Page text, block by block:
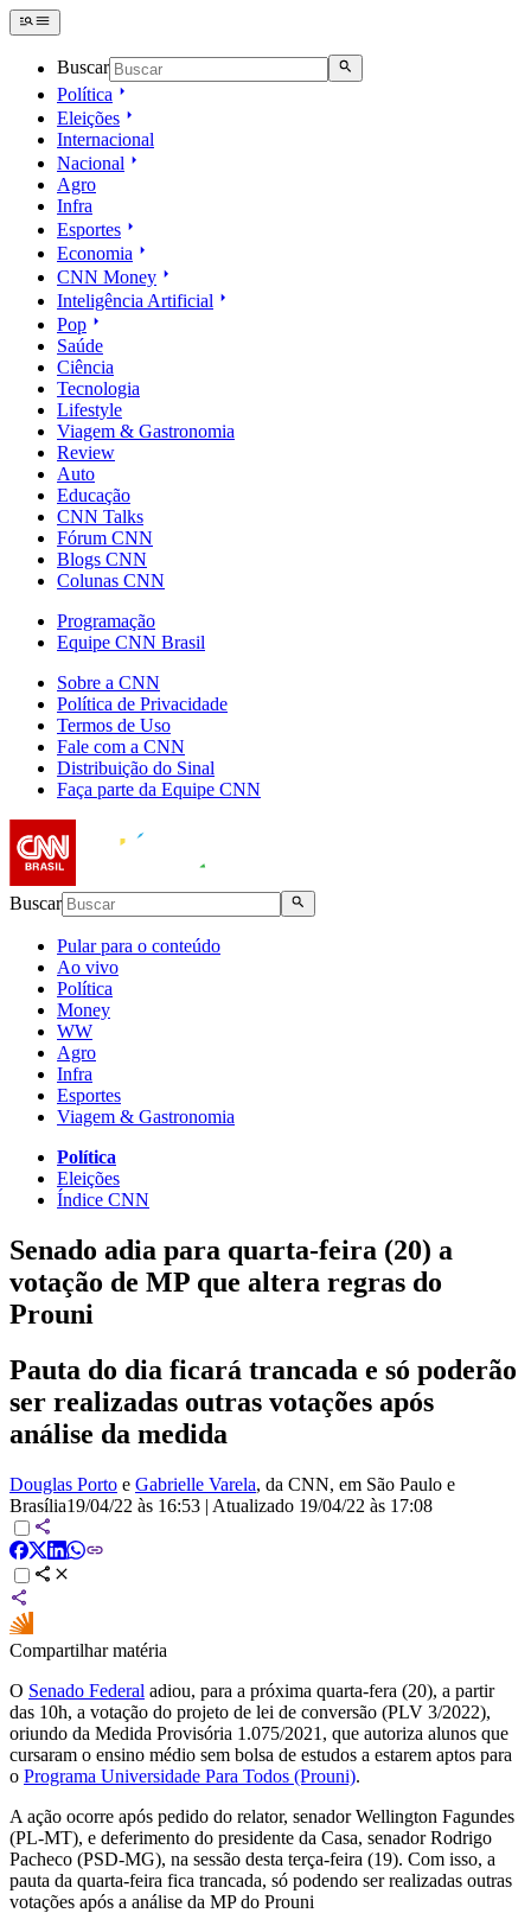
Buscar
Política
Eleições
Internacional
Nacional
Agro
Infra
Esportes
Economia
CNN Money
Inteligência Artificial
Pop
Saúde
Ciência
Tecnologia
Lifestyle
Viagem & Gastronomia
Review
Auto
Educação
CNN Talks
Fórum CNN
Blogs CNN
Colunas CNN
Programação
Equipe CNN Brasil
Sobre a CNN
Política de Privacidade
Termos de Uso
Fale com a CNN
Distribuição do Sinal
Faça parte da Equipe CNN
Buscar
Pular para o conteúdo
Ao vivo
Política
Money
WW
Agro
Infra
Esportes
Viagem & Gastronomia
Política
Eleições
Índice CNN
Senado adia para quarta-feira (20) a
votação de MP que altera regras do
Prouni
Pauta do dia ficará trancada e só poderão
ser realizadas outras votações após
análise da medida
Douglas Porto e Gabrielle Varela, da CNN, em São Paulo e
Brasília19/04/22 às 16:53 | Atualizado 19/04/22 às 17:08
Compartilhar matéria
O Senado Federal adiou, para a próxima quarta-fera (20), a partir
das 10h, a votação do projeto de lei de conversão (PLV 3/2022),
oriundo da Medida Provisória 1.075/2021, que autoriza alunos que
cursaram o ensino médio sem bolsa de estudos a estarem aptos para
o Programa Universidade Para Todos (Prouni).
A ação ocorre após pedido do relator, senador Wellington Fagundes
(PL-MT), e deferimento do presidente da Casa, senador Rodrigo
Pacheco (PSD-MG), na sessão desta terça-feira (19). Com isso, a
pauta da quarta-feira fica trancada, só podendo ser realizadas outras
votações após a análise da MP do Prouni